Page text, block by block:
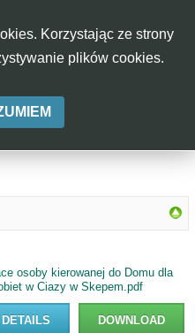
Aa A-
W
CIĄŻY
SKĘPEM
osoby kierowanej do Domu dla
w Ciazy w Skepem.pdf
DOWNLOAD
DETAILS
Korzystając ze strony
plików cookies.